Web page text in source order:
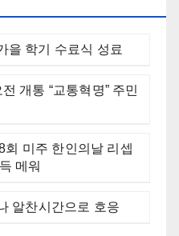
을 학기 수료식 성료
개통 “교통혁명” 주민
회 미주 한인의날 리셉
메워
알찬시간으로 호응